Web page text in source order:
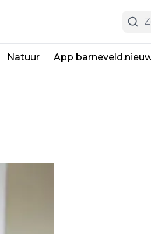
Natuur App